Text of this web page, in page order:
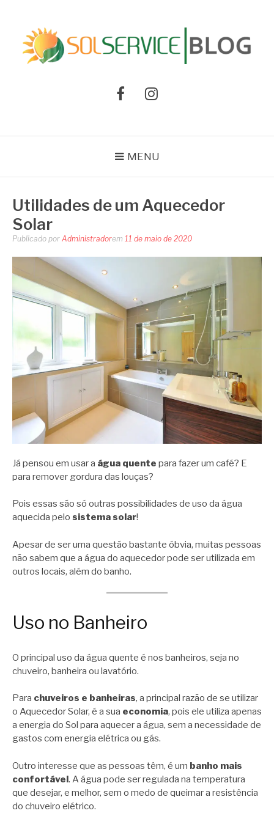
conteúdo
BLOG SOLSERVICE
FacebookInstagram
MENU
Utilidades de um Aquecedor
Solar
Publicado por Administradorem 11 de maio de 2020
Já pensou em usar a água quente para fazer um café? E
para remover gordura das louças?
Pois essas são só outras possibilidades de uso da água
aquecida pelo sistema solar!
Apesar de ser uma questão bastante óbvia, muitas pessoas
não sabem que a água do aquecedor pode ser utilizada em
outros locais, além do banho.
Uso no Banheiro
O principal uso da água quente é nos banheiros, seja no
chuveiro, banheira ou lavatório.
Para chuveiros e banheiras, a principal razão de se utilizar
o Aquecedor Solar, é a sua economia, pois ele utiliza apenas
a energia do Sol para aquecer a água, sem a necessidade de
gastos com energia elétrica ou gás.
Outro interesse que as pessoas têm, é um banho mais
confortável. A água pode ser regulada na temperatura
que desejar, e melhor, sem o medo de queimar a resistência
do chuveiro elétrico.